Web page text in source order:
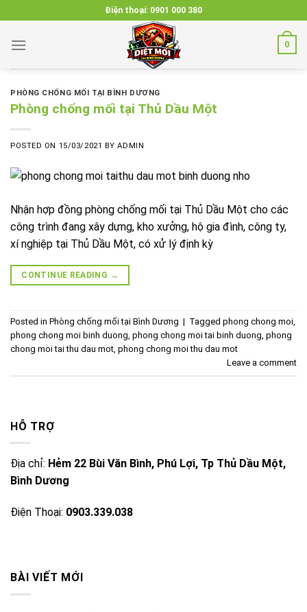
to
content
Điện thoại: 0901 000 380
0
PHÒNG CHỐNG MỐI TẠI BÌNH DƯƠNG
Phòng chống mối tại Thủ Dầu Một
POSTED ON 15/03/2021 BYADMIN
Nhận hợp đồng phòng chống mối tại Thủ Dầu Một cho các
công trình đang xây dựng, kho xưởng, hộ gia đình, công ty,
xí nghiệp tại Thủ Dầu Một, có xử lý định kỳ
CONTINUE READING →
Posted in Phòng chống mối tại Bình Dương | Tagged phong chong moi,
phong chong moi binh duong, phong chong moi tai binh duong, phong
chong moi tai thu dau mot, phong chong moi thu dau mot
Leave a comment
HỖ TRỢ
Địa chỉ: Hẻm 22 Bùi Văn Bình, Phú Lợi, Tp Thủ Dầu Một,
Bình Dương
Điện Thoại: 0903.339.038
BÀI VIẾT MỚI